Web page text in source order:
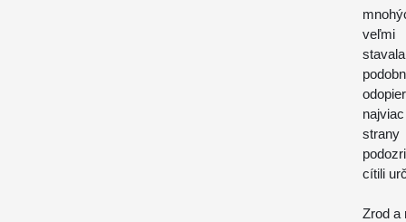
veľmi
strany
cítili
Zrod a